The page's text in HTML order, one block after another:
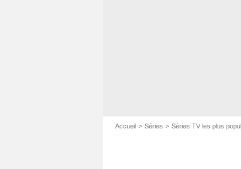
Accueil Séries Séries TV les plus